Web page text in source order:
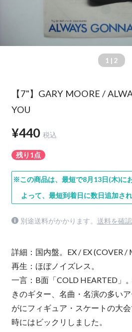
1 | 2
【7"】GARY MOORE /
YOU
¥440 税込
残り1点
※この商品は、最短で8月13日(木)に
よって、最短到着日に数日追加さ
別途送料がかかります。 送料を確
詳細：国内盤。EX / EX (COVER /
再生：ほぼノイズレス。
一言：B面「COLD HEARTED」
きのギター、名曲・名演の多い
がにフィギュア・スケートの大
時にはビックリしました。